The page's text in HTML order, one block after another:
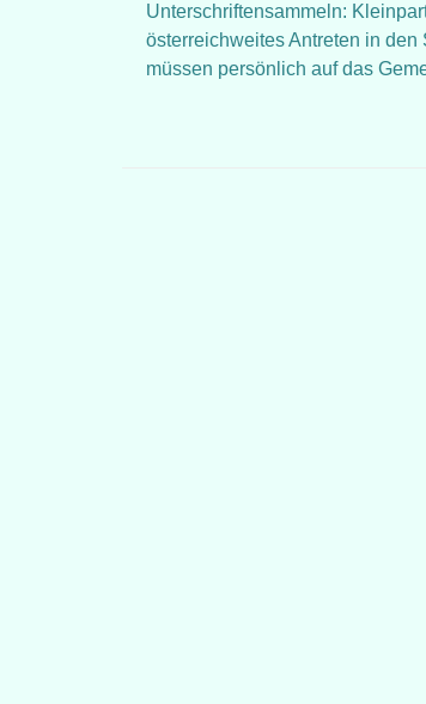
Unterschriftensammeln:
österreichweites Antreten in
müssen persönlich auf das